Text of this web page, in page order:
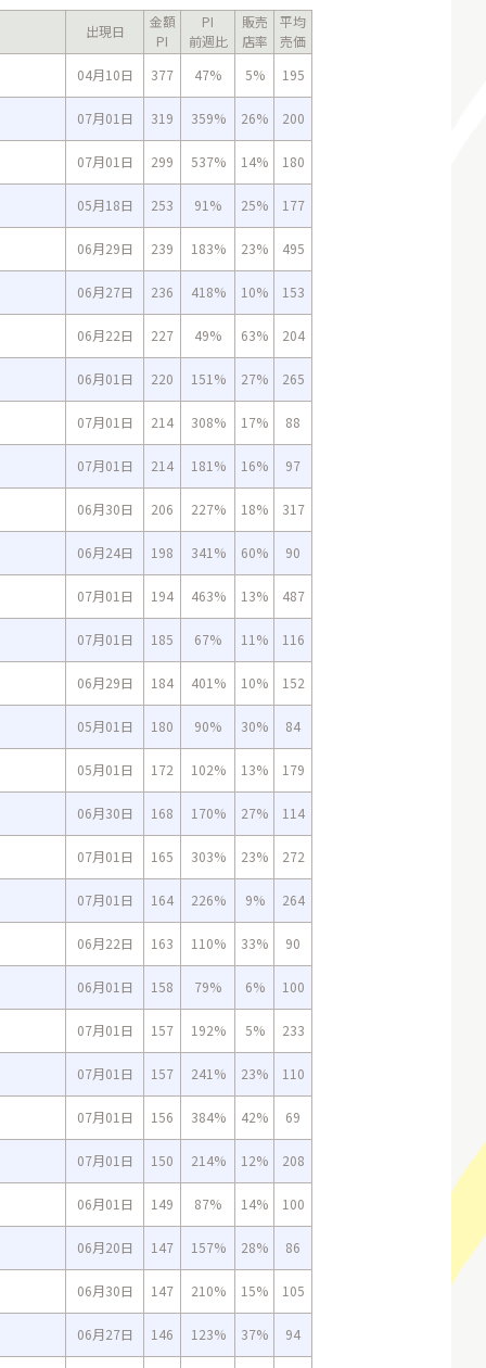
出現日
金額
PI
PI
前週比
販売
店率
平均
売価
04月10日
377 47% 5% 195
07月01日 319 359% 26% 200
07月01日 299 537% 14% 180
05月18日 253 91% 25% 177
06月29日 239 183% 23% 495
06月27日 236 418% 10% 153
06月22日 227 49% 63% 204
06月01日 220 151% 27% 265
07月01日 214 308% 17% 88
07月01日 214 181% 16% 97
06月30日 206 227% 18% 317
06月24日 198 341% 60% 90
07月01日 194 463% 13% 487
07月01日 185 67% 11% 116
06月29日 184 401% 10% 152
05月01日 180 90% 30% 84
05月01日 172 102% 13% 179
06月30日 168 170% 27% 114
07月01日 165 303% 23% 272
07月01日 164 226% 9% 264
06月22日 163 110% 33% 90
06月01日 158 79% 6% 100
07月01日 157 192% 5% 233
07月01日 157 241% 23% 110
07月01日 156 384% 42% 69
07月01日 150 214% 12% 208
06月01日 149 87% 14% 100
06月20日 147 157% 28% 86
06月30日 147 210% 15% 105
06月27日 146 123% 37% 94